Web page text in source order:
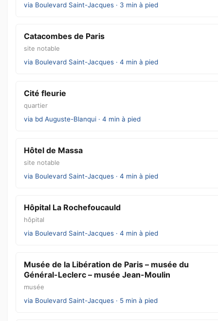
via Boulevard Saint-Jacques · 3 min à pied
Catacombes de Paris
site notable
via Boulevard Saint-Jacques · 4 min à pied
Cité fleurie
quartier
via bd Auguste-Blanqui · 4 min à pied
Hôtel de Massa
site notable
via Boulevard Saint-Jacques · 4 min à pied
Hôpital La Rochefoucauld
hôpital
via Boulevard Saint-Jacques · 4 min à pied
Musée de la Libération de Paris – musée du
Général-Leclerc – musée Jean-Moulin
musée
via Boulevard Saint-Jacques · 5 min à pied